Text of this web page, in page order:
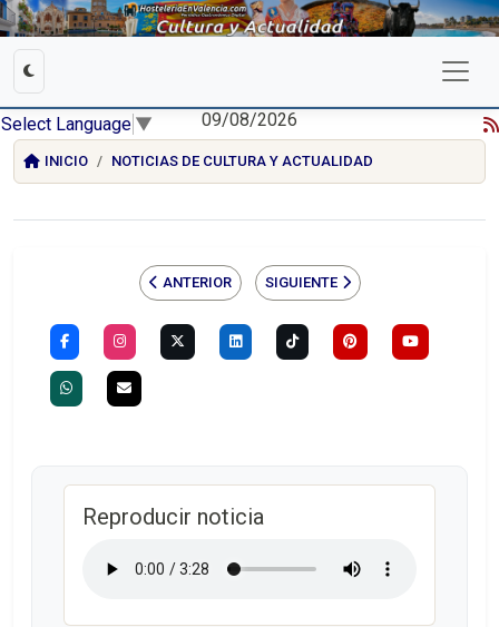
Select Language ▼ 09/08/2026
INICIO NOTICIAS DE CULTURA Y ACTUALIDAD
ANTERIOR SIGUIENTE
Reproducir noticia